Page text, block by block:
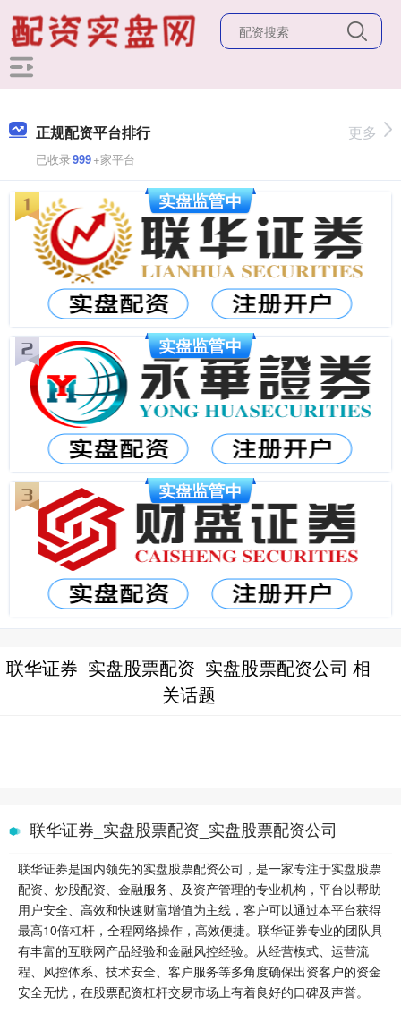
正规配资平台排行
已收录999+家平台
更多
联华证券_实盘股票配资_实盘股票配资公司 相
关话题
联华证券_实盘股票配资_实盘股票配资公司
联华证券是国内领先的实盘股票配资公司，是一家专注于实盘股票
配资、炒股配资、金融服务、及资产管理的专业机构，平台以帮助
用户安全、高效和快速财富增值为主线，客户可以通过本平台获得
最高10倍杠杆，全程网络操作，高效便捷。联华证券专业的团队具
有丰富的互联网产品经验和金融风控经验。从经营模式、运营流
程、风控体系、技术安全、客户服务等多角度确保出资客户的资金
安全无忧，在股票配资杠杆交易市场上有着良好的口碑及声誉。